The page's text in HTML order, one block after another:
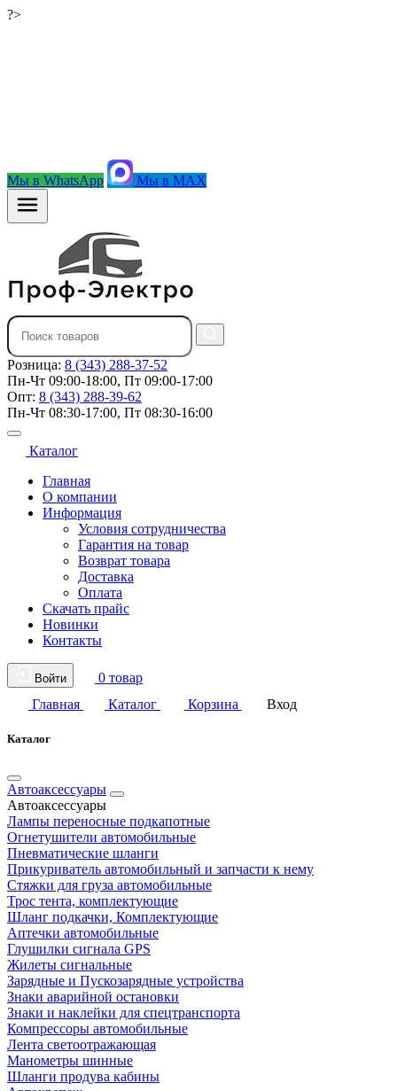
?>
Мы в WhatsApp Мы в MAX
Розница: 8 (343) 288-37-52
Пн-Чт 09:00-18:00, Пт 09:00-17:00
Опт: 8 (343) 288-39-62
Пн-Чт 08:30-17:00, Пт 08:30-16:00
Каталог
Главная
О компании
Информация
Условия сотрудничества
Гарантия на товар
Возврат товара
Доставка
Оплата
Скачать прайс
Новинки
Контакты
Войти
0 товар
Главная
Каталог Корзина Вход
Каталог
Автоаксессуары
Автоаксессуары
Лампы переносные подкапотные
Огнетушители автомобильные
Пневматические шланги
Прикуриватель автомобильный и запчасти к нему
Стяжки для груза автомобильные
Трос тента, комплектующие
Шланг подкачки, Комплектующие
Аптечки автомобильные
Глушилки сигнала GPS
Жилеты сигнальные
Зарядные и Пускозарядные устройства
Знаки аварийной остановки
Знаки и наклейки для спецтранспорта
Компрессоры автомобильные
Лента светоотражающая
Манометры шинные
Шланги продува кабины